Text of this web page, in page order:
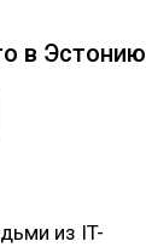
в Эстонию
из IT-